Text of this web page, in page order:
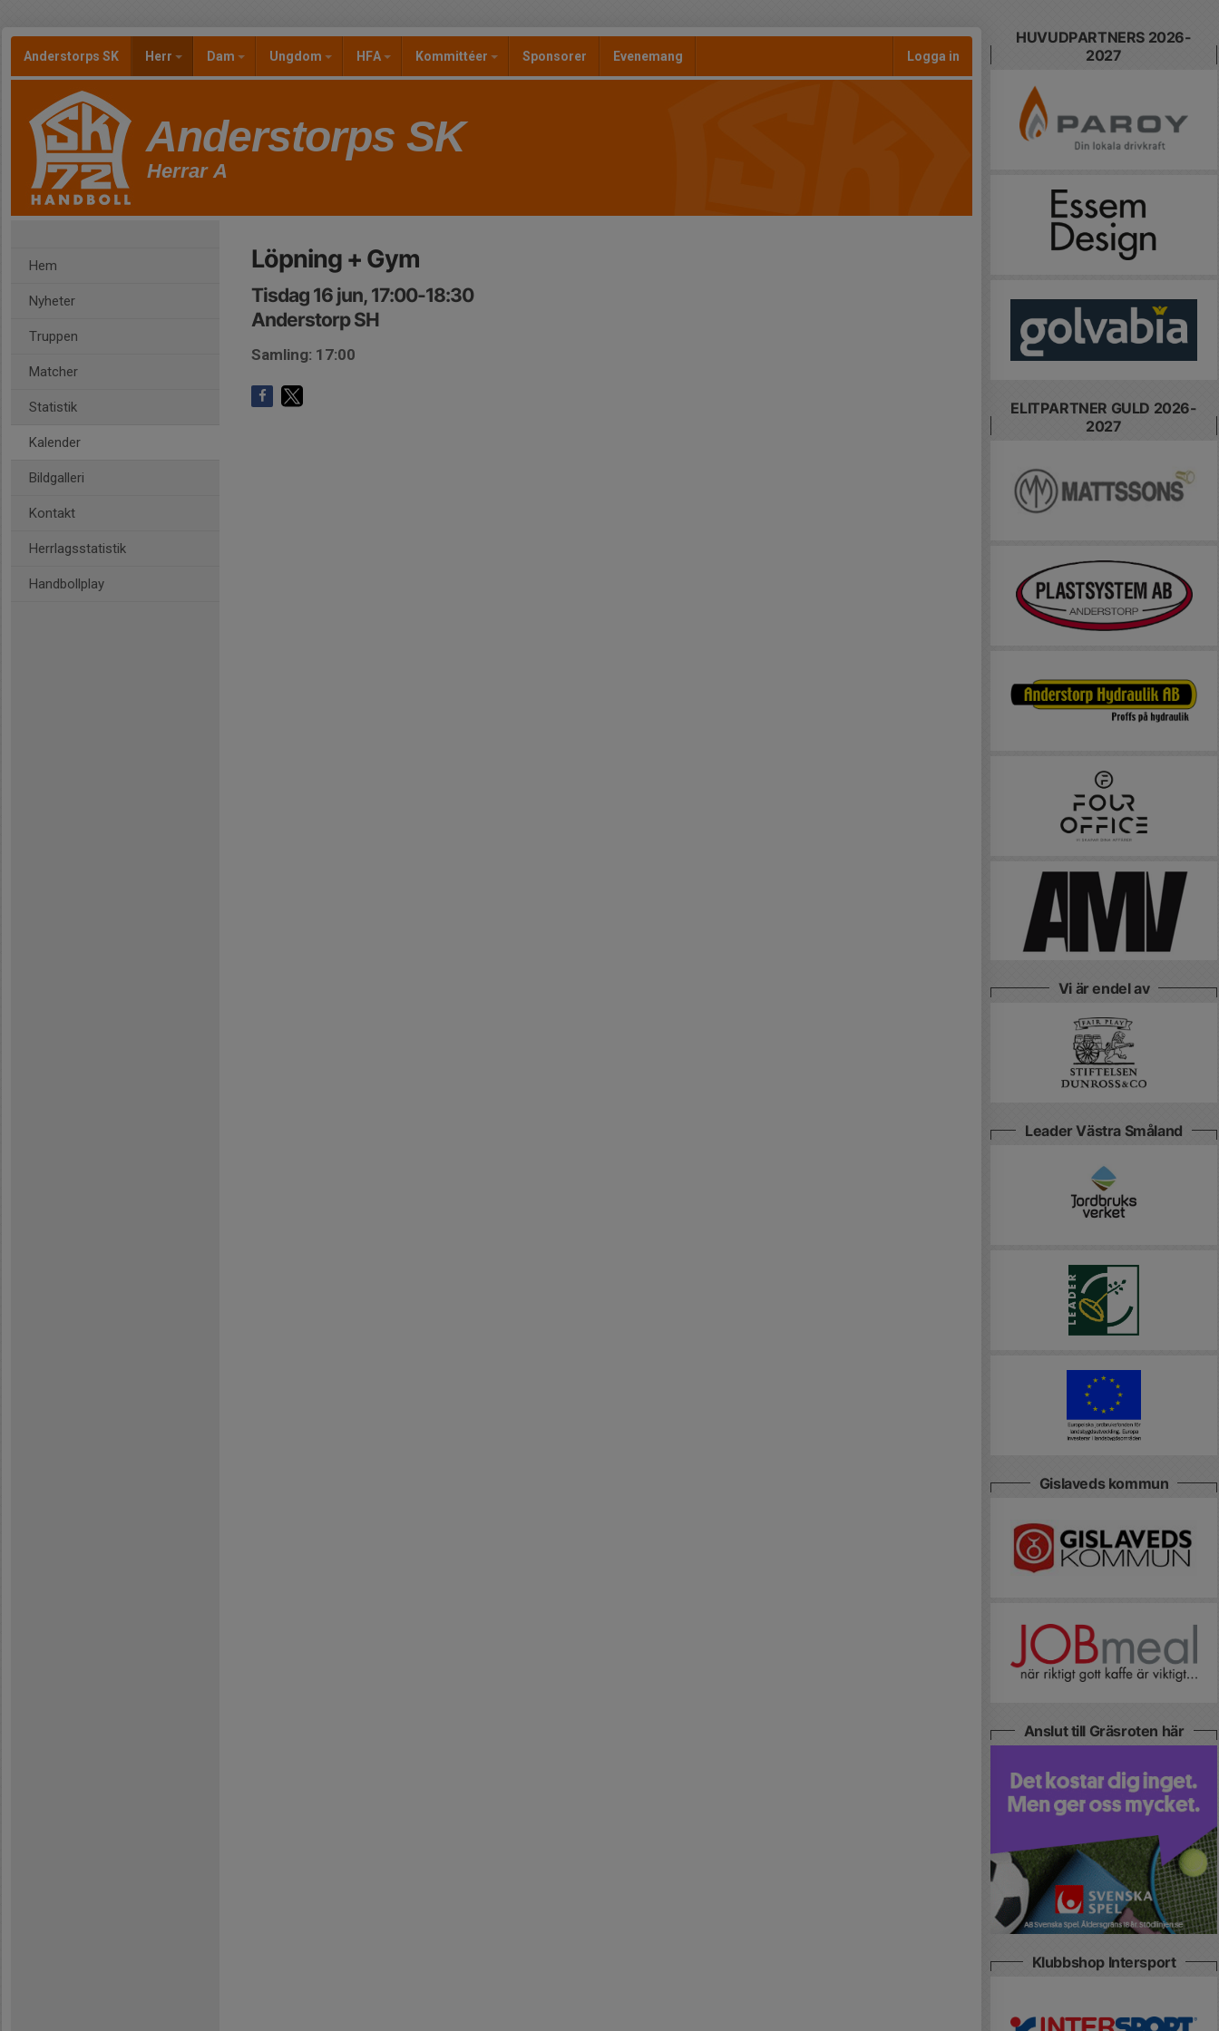
Anderstorps SK Herr Dam Ungdom HFA Kommittéer Sponsorer Evenemang Logga in
Anderstorps SK
Herrar A
Hem
Nyheter
Truppen
Matcher
Statistik
Kalender
Bildgalleri
Kontakt
Herrlagsstatistik
Handbollplay
Löpning + Gym
Tisdag 16 jun, 17:00-18:30
Anderstorp SH
Samling: 17:00
HUVUDPARTNERS 2026-
2027
ELITPARTNER GULD 2026-
2027
Vi är endel av
Leader Västra Småland
Gislaveds kommun
Anslut till Gräsroten här
Klubbshop Intersport